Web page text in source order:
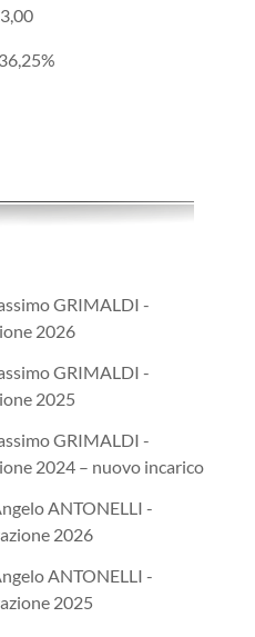
36,25%
GRIMALDI -
2026
GRIMALDI -
2025
GRIMALDI -
2024 – nuovo incarico
ANTONELLI -
2026
ANTONELLI -
2025